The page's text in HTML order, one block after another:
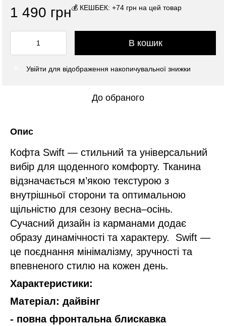
1 490 грн💰 КЕШБЕК: +74 грн на цей товар
В кошик
Увійти для відображення накопичувальної знижки
До обраного
Опис
Кофта Swift — стильний та універсальний
вибір для щоденного комфорту. Тканина
відзначається м’якою текстурою з
внутрішньої сторони та оптимальною
щільністю для сезону весна–осінь.
Сучасний дизайн із карманами додає
образу динамічності та характеру. Swift —
це поєднання мінімалізму, зручності та
впевненого стилю на кожен день.
Характеристики:
Матеріал: дайвінг
- повна фронтальна блискавка